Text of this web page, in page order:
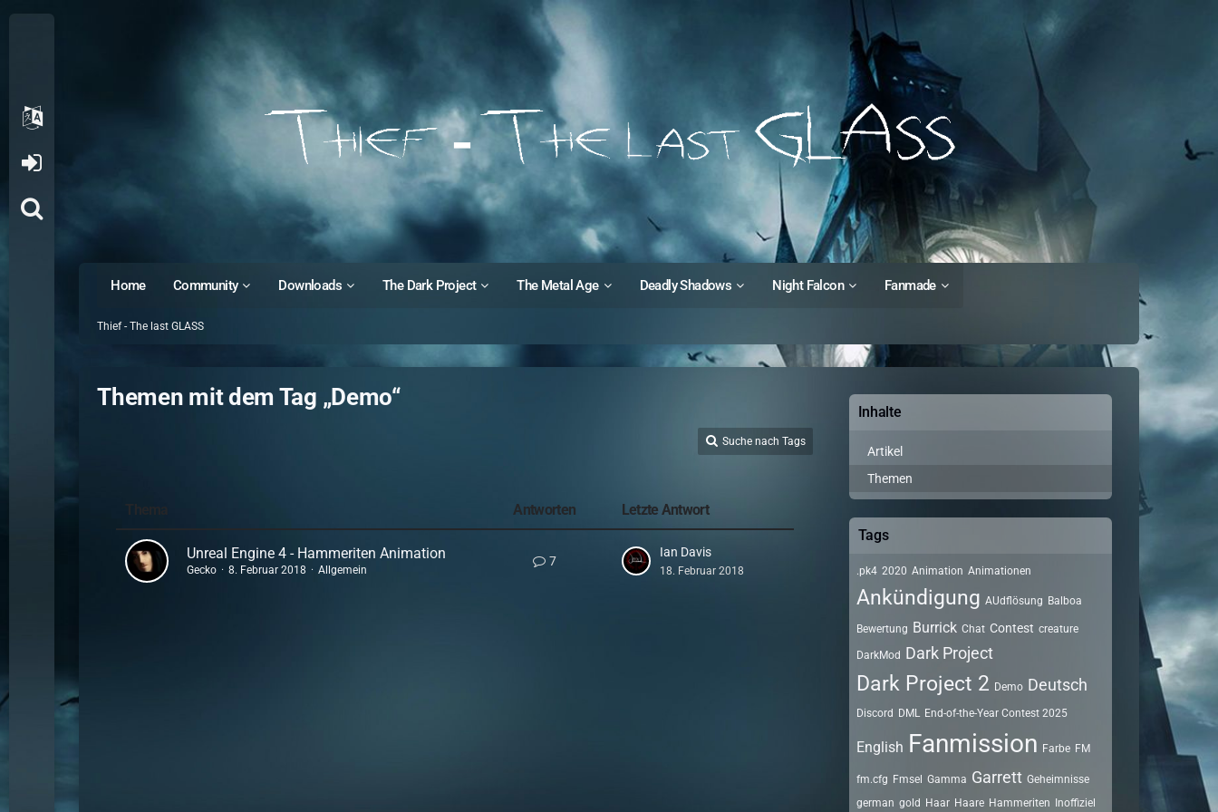
Home Community Downloads The Dark Project The Metal Age Deadly Shadows Night Falcon Fanmade
Thief - The last GLASS
Themen mit dem Tag „Demo“
Suche nach Tags
Thema Antworten Letzte Antwort
Unreal Engine 4 - Hammeriten Animation
Gecko 8. Februar 2018 Allgemein
7
Ian Davis
18. Februar 2018
Inhalte
Artikel
Themen
Tags
.pk4 2020 Animation Animationen
Ankündigung AUdflösung Balboa
Bewertung Burrick Chat Contest creature
DarkMod Dark Project
Dark Project 2 Demo Deutsch
Discord DML End-of-the-Year Contest 2025
English Fanmission Farbe FM
fm.cfg Fmsel Gamma Garrett Geheimnisse
german gold Haar Haare Hammeriten Inoffiziel